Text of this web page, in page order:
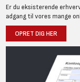
Er du eksisterende
adgang til vores mange
OPRET DIG HER